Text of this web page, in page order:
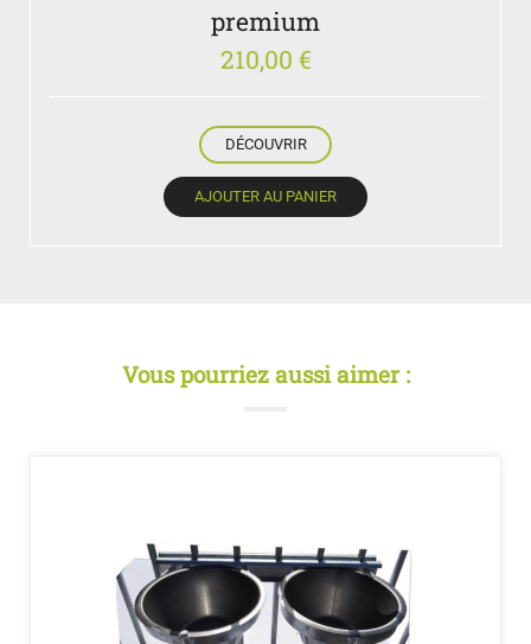
premium
210,00 €
DÉCOUVRIR
AJOUTER AU PANIER
Vous pourriez aussi aimer :